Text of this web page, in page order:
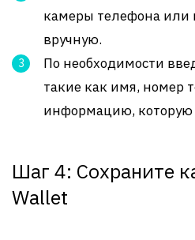
камеры телефона или
вручную.
По необходимости
такие как имя, номер
информацию, которую
Шаг 4: Сохраните
Wallet